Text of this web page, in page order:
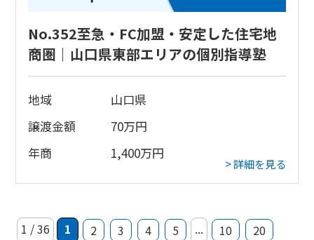
No.352至急・FC加盟・安定した住宅地
商圏｜山口県東部エリアの個別指導塾
地域
山口県
譲渡金額
70万円
年商
1,400万円
> 詳細を見る
1 / 36 1 2 3 4 5 ... 10
20